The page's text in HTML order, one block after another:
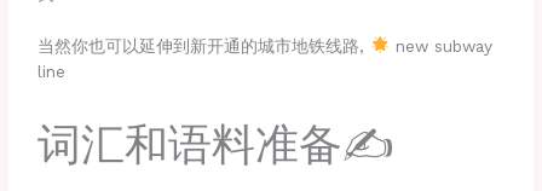
当然你也可以延伸到新开通的城市地铁线路,
new subway
line
词汇和语料准备✍️